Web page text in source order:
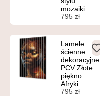
mozaiki
795 zł
Lamele
ścienne
dekoracyjne
PCV Złote
piękno
Afryki
795 zł